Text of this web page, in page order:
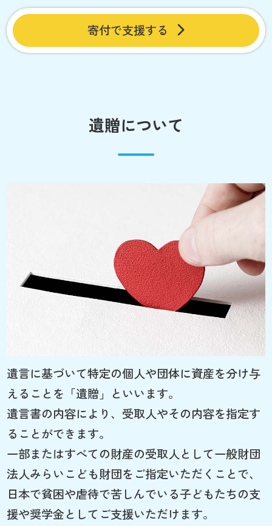
寄付で支援する
遺贈について
遺言に基づいて特定の個人や団体に資産を分け与
えることを「遺贈」といいます。
遺言書の内容により、受取人やその内容を指定す
ることができます。
一部またはすべての財産の受取人として一般財団
法人みらいこども財団をご指定いただくことで、
日本で貧困や虐待で苦しんでいる子どもたちの支
援や奨学金としてご支援いただけます。